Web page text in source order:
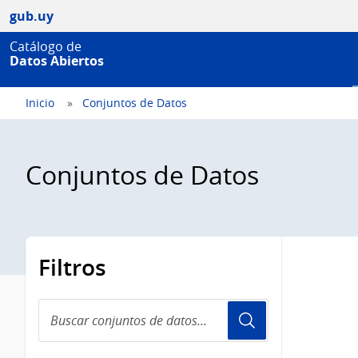
gub.uy
Catálogo de
Datos Abiertos
Inicio Conjuntos de Datos
Conjuntos de Datos
Filtros
conjuntos
de